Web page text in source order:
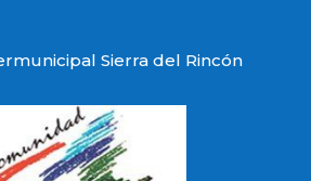
Sierra del Rincón